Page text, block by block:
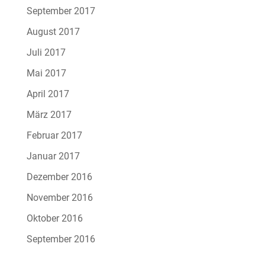
September 2017
August 2017
Juli 2017
Mai 2017
April 2017
März 2017
Februar 2017
Januar 2017
Dezember 2016
November 2016
Oktober 2016
September 2016